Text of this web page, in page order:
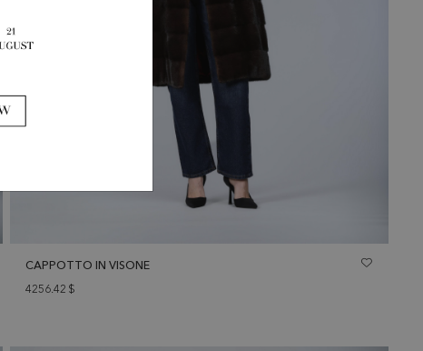
CAPPOTTO IN VISONE
4256.42 $